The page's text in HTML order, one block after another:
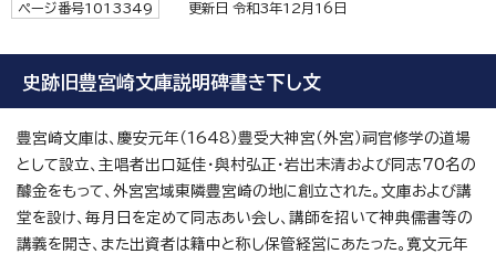
ページ番号1013349 更新日 令和3年12月16日
史跡旧豊宮崎文庫説明碑書き下し文
豊宮崎文庫は、慶安元年（1648）豊受大神宮（外宮）祠官修学の道場
として設立、主唱者出口延佳・與村弘正・岩出末清および同志70名の
醵金をもって、外宮宮域東隣豊宮崎の地に創立された。文庫および講
堂を設け、毎月日を定めて同志あい会し、講師を招いて神典儒書等の
講義を開き、また出資者は籍中と称し保管経営にあたった。寛文元年